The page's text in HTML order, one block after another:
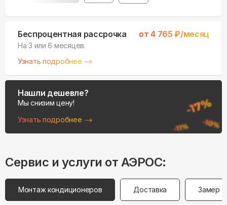
Беспроцентная рассрочка от4 765 ₽/месяц
На 3 или 6 месяцев.
Узнать подробнее
Нашли дешевле?
Мы снизим цену!
Узнать подробнее
Сервис и услуги от АЭРОС:
Монтаж кондиционеров Доставка Замер